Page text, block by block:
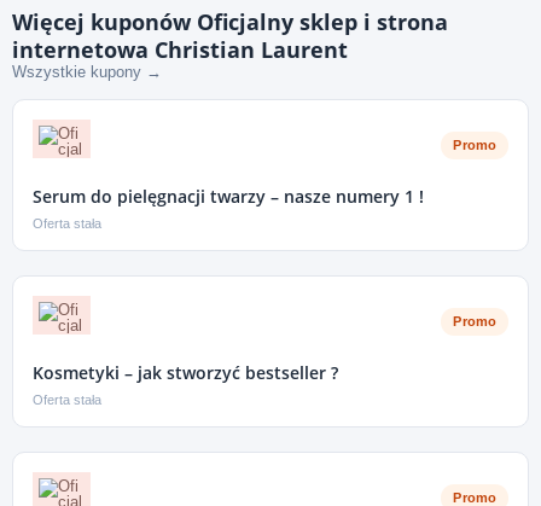
Więcej kuponów Oficjalny sklep i strona
internetowa Christian Laurent
Wszystkie kupony →
Promo
Serum do pielęgnacji twarzy – nasze numery 1 !
Oferta stała
Promo
Kosmetyki – jak stworzyć bestseller ?
Oferta stała
Promo